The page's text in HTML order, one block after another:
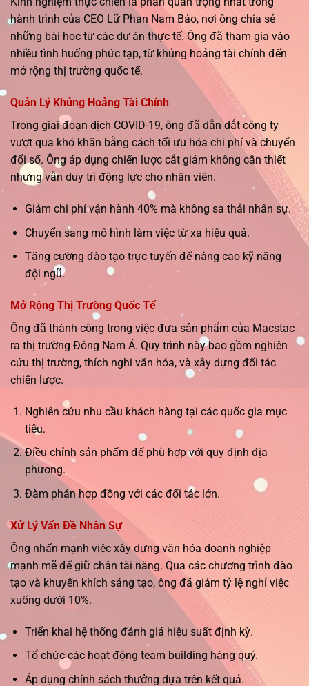
hành trình của CEO Lữ Phan Nam Bảo, nơi ông chia sẻ
những bài học từ các dự án thực tế. Ông đã tham gia vào
nhiều tình huống phức tạp, từ khủng hoảng tài chính đến
mở rộng thị trường quốc tế.
Quản Lý Khủng Hoảng Tài Chính
Trong giai đoạn dịch COVID-19, ông đã dẫn dắt công ty
vượt qua khó khăn bằng cách tối ưu hóa chi phí và chuyển
đổi số. Ông áp dụng chiến lược cắt giảm không cần thiết
nhưng vẫn duy trì động lực cho nhân viên.
Giảm chi phí vận hành 40% mà không sa thải nhân sự.
Chuyển sang mô hình làm việc từ xa hiệu quả.
Tăng cường đào tạo trực tuyến để nâng cao kỹ năng
đội ngũ.
Mở Rộng Thị Trường Quốc Tế
Ông đã thành công trong việc đưa sản phẩm của Macstac
ra thị trường Đông Nam Á. Quy trình này bao gồm nghiên
cứu thị trường, thích nghi văn hóa, và xây dựng đối tác
chiến lược.
Nghiên cứu nhu cầu khách hàng tại các quốc gia mục
tiêu.
Điều chỉnh sản phẩm để phù hợp với quy định địa
phương.
Đàm phán hợp đồng với các đối tác lớn.
Xử Lý Vấn Đề Nhân Sự
Ông nhấn mạnh việc xây dựng văn hóa doanh nghiệp
mạnh mẽ để giữ chân tài năng. Qua các chương trình đào
tạo và khuyến khích sáng tạo, ông đã giảm tỷ lệ nghỉ việc
xuống dưới 10%.
Triển khai hệ thống đánh giá hiệu suất định kỳ.
Tổ chức các hoạt động team building hàng quý.
Áp dụng chính sách thưởng dựa trên kết quả.